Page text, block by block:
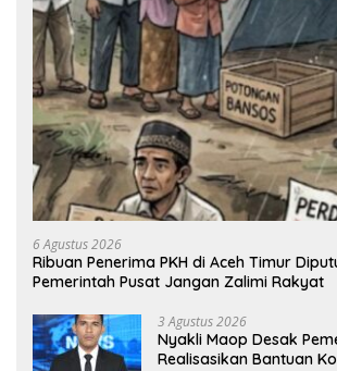
6 Agustus 2026
Ribuan Penerima PKH di Aceh Timur
Pemerintah Pusat Jangan Zalimi Rakyat
3 Agustus 2026
Nyakli Maop Desak
Realisasikan Bantuan